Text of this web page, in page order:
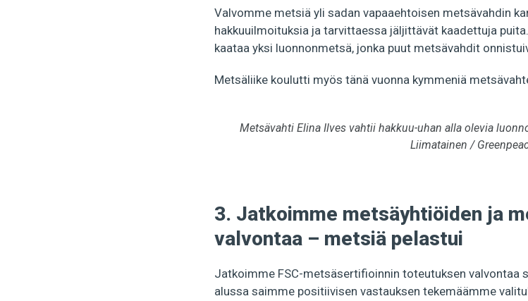
Valvomme metsiä yli sadan vapaaehtoisen metsävahdin
hakkuuilmoituksia ja tarvittaessa jäljittävät kaadettuja
kaataa yksi luonnonmetsä, jonka puut metsävahdit
Metsäliike koulutti myös tänä vuonna kymmeniä
Metsävahti Elina Ilves vahtii hakkuu-uhan alla olevia
Liimatainen /
3. Jatkoimme metsäyhtiöiden ja
valvontaa – metsiä pelastui
Jatkoimme FSC-metsäsertifioinnin toteutuksen valvontaa
alussa saimme positiivisen vastauksen tekemäämme